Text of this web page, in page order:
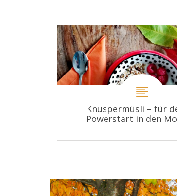
Knuspermüsli – für
Powerstart in den